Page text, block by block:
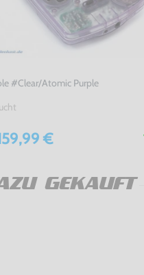
#Clear/Atomic Purple
€
GEKAUFT